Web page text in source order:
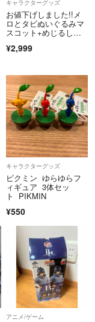
キャラクターグッズ
お値下げしました!!メ
ロとタビぬいぐるみマ
スコット+めじるしチ
¥2,999
キャラクターグッズ
ピクミン ゆらゆらフ
ィギュア 3体セッ
ト PIKMIN
¥550
アニメ/ゲーム